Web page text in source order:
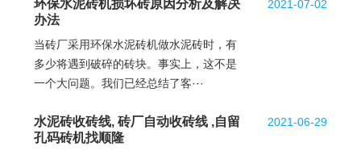
环保水泥砖机损坏砖原因分析及解决
办法
当砖厂采用环保水泥砖机做水泥砖时，有
多少将遇到破碎的砖块。事实上，这不是
一个大问题。我们已经总结了客···
2021-07-02
水泥砖收砖线, 砖厂自动收砖线 ,自留
孔码砖机找顺隆
2021-06-29